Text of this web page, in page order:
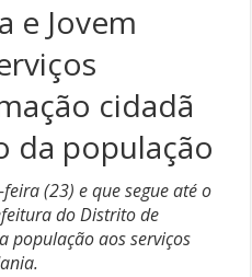
e Jovem
cidadã
da população
(23) e que segue até o
do Distrito de
população aos serviços